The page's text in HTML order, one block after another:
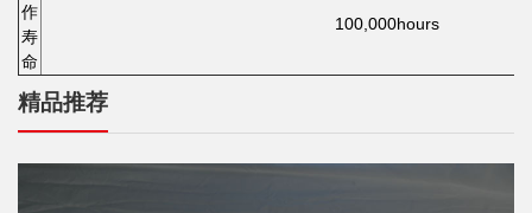
作
寿
命
100,000hours
精品推荐